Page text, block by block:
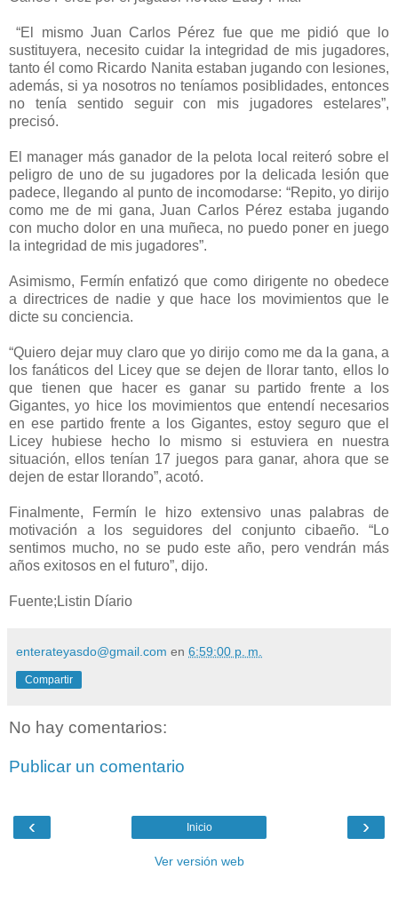
“El mismo Juan Carlos Pérez fue que me pidió que lo
sustituyera, necesito cuidar la integridad de mis jugadores,
tanto él como Ricardo Nanita estaban jugando con lesiones,
además, si ya nosotros no teníamos posiblidades, entonces
no tenía sentido seguir con mis jugadores estelares”,
precisó.
El manager más ganador de la pelota local reiteró sobre el
peligro de uno de su jugadores por la delicada lesión que
padece, llegando al punto de incomodarse: “Repito, yo dirijo
como me de mi gana, Juan Carlos Pérez estaba jugando
con mucho dolor en una muñeca, no puedo poner en juego
la integridad de mis jugadores”.
Asimismo, Fermín enfatizó que como dirigente no obedece
a directrices de nadie y que hace los movimientos que le
dicte su conciencia.
“Quiero dejar muy claro que yo dirijo como me da la gana, a
los fanáticos del Licey que se dejen de llorar tanto, ellos lo
que tienen que hacer es ganar su partido frente a los
Gigantes, yo hice los movimientos que entendí necesarios
en ese partido frente a los Gigantes, estoy seguro que el
Licey hubiese hecho lo mismo si estuviera en nuestra
situación, ellos tenían 17 juegos para ganar, ahora que se
dejen de estar llorando”, acotó.
Finalmente, Fermín le hizo extensivo unas palabras de
motivación a los seguidores del conjunto cibaeño. “Lo
sentimos mucho, no se pudo este año, pero vendrán más
años exitosos en el futuro”, dijo.
Fuente;Listin Díario
enterateyasdo@gmail.com en 6:59:00 p. m.
Compartir
No hay comentarios:
Publicar un comentario
‹ ›
Inicio
Ver versión web